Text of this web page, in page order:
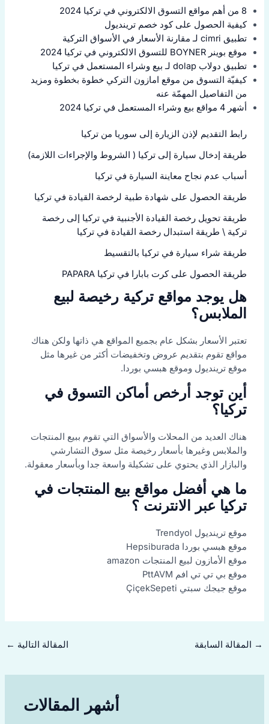
8 من أهم مواقع التسوق الالكتروني في تركيا 2024
كيفية الحصول على كود خصم ترينديول
تطبيق cimri لـ مقارنة الأسعار في الأسواق التركية
موقع بوينر BOYNER للتسوق الالكتروني في تركيا 2024
تطبيق دولاب dolap لـ بيع وشراء المستعمل في تركيا
كيفيّة التسوق من موقع امازون التركي خطوة بخطوة ومزيد
من التفاصيل المهمّة عنه
أشهر 4 مواقع بيع وشراء المستعمل في تركيا 2024
رابط التقديم لإذن الزيارة إلى سوريا من تركيا
طريقة إدخال سيارة إلى تركيا ( الشروط والإجراءات اللازمة)
أسباب عدم نجاح معاينة السيارة في تركيا
طريقة الحصول على شهادة طبية لرخصة القيادة في تركيا
طريقة تحويل رخصة القيادة الأجنبية في تركيا إلى رخصة
تركية \ طريقة استبدال رخصة القيادة في تركيا
طريقة شراء سيارة في تركيا بالتقسيط
طريقة الحصول على كرت بابارا في تركيا PAPARA
هل يوجد مواقع تركية رخيصة لبيع
الملابس؟
تعتبر الأسعار بشكل عام بجميع المواقع هي ذاتها ولكن هناك
مواقع تقوم بتقديم عروض وتخفيضات أكثر من غيرها مثل
موقع ترينديول وموقع هبسي بوردا.
أين توجد أرخص أماكن التسوق في
تركيا؟
هناك العديد من المحلات والأسواق التي تقوم ببيع المنتجات
والملابس وغيرها بأسعار رخيصة مثل سوق التشارشي
والبازار الذي يحتوي على تشكيلة واسعة جدا وبأسعار معقولة.
ما هي أفضل مواقع بيع المنتجات في
تركيا عبر الانترنت ؟
موقع ترينديول Trendyol
موقع هبسي بوردا Hepsiburada
موقع الأمازون لبيع المنتجات amazon
موقع بي تي تي افم PttAVM
موقع جيجك سبتي ÇiçekSepeti
→ المقالة السابقة المقالة التالية ←
أشهر المقالات